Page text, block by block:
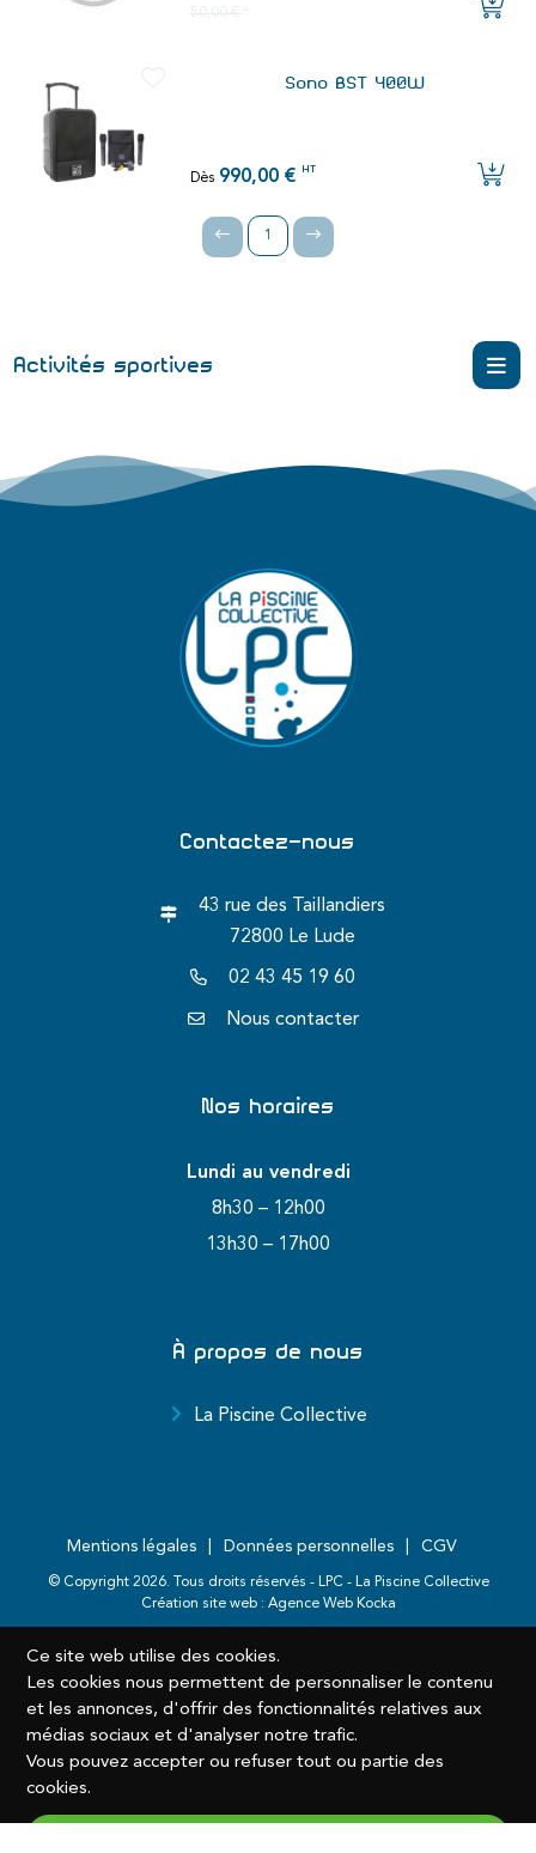
Sono BST 400W
Dès 990,00 € HT
1
Activités sportives
Contactez-nous
43 rue des Taillandiers
72800 Le Lude
02 43 45 19 60
Nous contacter
Nos horaires
Lundi au vendredi
8h30 – 12h00
13h30 – 17h00
À propos de nous
La Piscine Collective
Mentions légales Données personnelles CGV
© Copyright 2026. Tous droits réservés - LPC - La Piscine Collective
Création site web : Agence Web Kocka
Ce site web utilise des cookies.
Les cookies nous permettent de personnaliser le contenu
et les annonces, d'offrir des fonctionnalités relatives aux
médias sociaux et d'analyser notre trafic.
Vous pouvez accepter ou refuser tout ou partie des
cookies.